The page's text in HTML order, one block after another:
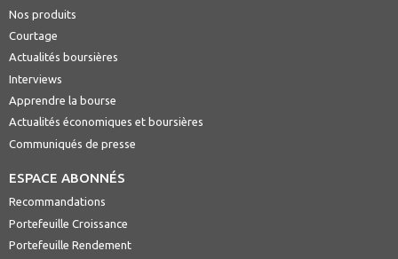
Nos produits
Courtage
Actualités boursières
Interviews
Apprendre la bourse
Actualités économiques et boursières
Communiqués de presse
ESPACE ABONNÉS
Recommandations
Portefeuille Croissance
Portefeuille Rendement